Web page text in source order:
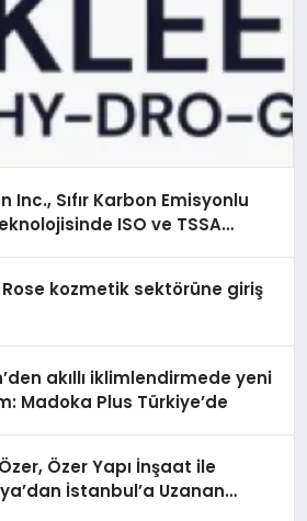
Inc., Sıfır Karbon Emisyonlu
ISO ve TSSA
kozmetik sektörüne giriş
akıllı iklimlendirmede yeni
Madoka Plus Türkiye’de
Özer Yapı İnşaat ile
İstanbul’a Uzanan